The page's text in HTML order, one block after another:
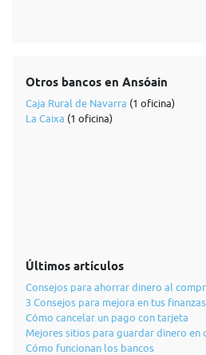
Otros bancos en Ansóain
Caja Rural de Navarra (1 oficina)
La Caixa (1 oficina)
Últimos artículos
Consejos para ahorrar dinero al
3 Consejos para mejora en tus finanzas
Cómo cancelar un pago con tarjeta
Mejores sitios para guardar dinero en
Cómo funcionan los bancos